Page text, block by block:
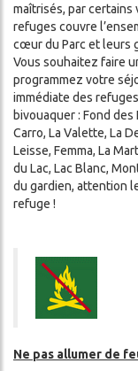
maîtrisés, par certains
refuges couvre
cœur du Parc et leurs
Vous souhaitez faire
programmez votre
immédiate des
bivouaquer : Fond des
Carro, La Valette, La
Leisse, Femma, La
du Lac, Lac Blanc,
du gardien, attention
refuge !
Ne pas allumer de